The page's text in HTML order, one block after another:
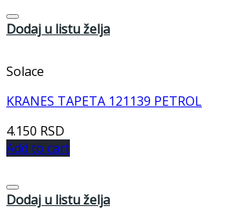
Dodaj u listu želja
Solace
KRANES TAPETA 121139 PETROL
4.150 RSD
Add to cart
Dodaj u listu želja